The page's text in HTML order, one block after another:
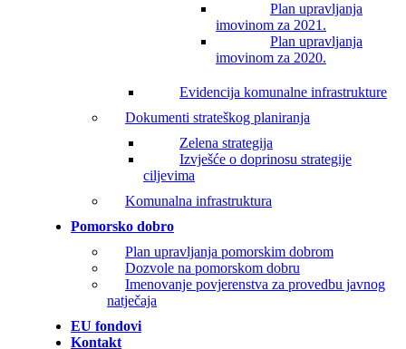
Plan upravljanja
imovinom za 2021.
Plan upravljanja
imovinom za 2020.
Evidencija komunalne infrastrukture
Dokumenti strateškog planiranja
Zelena strategija
Izvješće o doprinosu strategije
ciljevima
Komunalna infrastruktura
Pomorsko dobro
Plan upravljanja pomorskim dobrom
Dozvole na pomorskom dobru
Imenovanje povjerenstva za provedbu javnog
natječaja
EU fondovi
Kontakt